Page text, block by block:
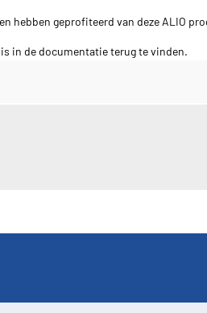
hebben geprofiteerd van deze ALIO
in de documentatie terug te vinden.